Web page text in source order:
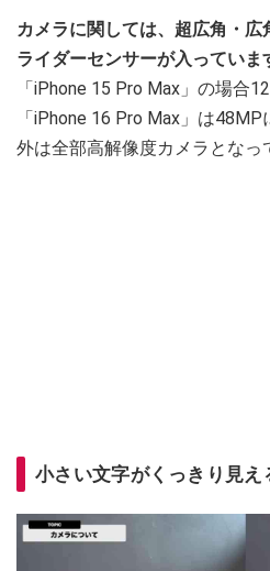
カメラに関しては、超広角・
ライダーセンサーが入っていま
「iPhone 15 Pro Max」の場合
「iPhone 16 Pro Max」は
外は全部高解像度カメラとなっ
小さい文字がくっきり見え